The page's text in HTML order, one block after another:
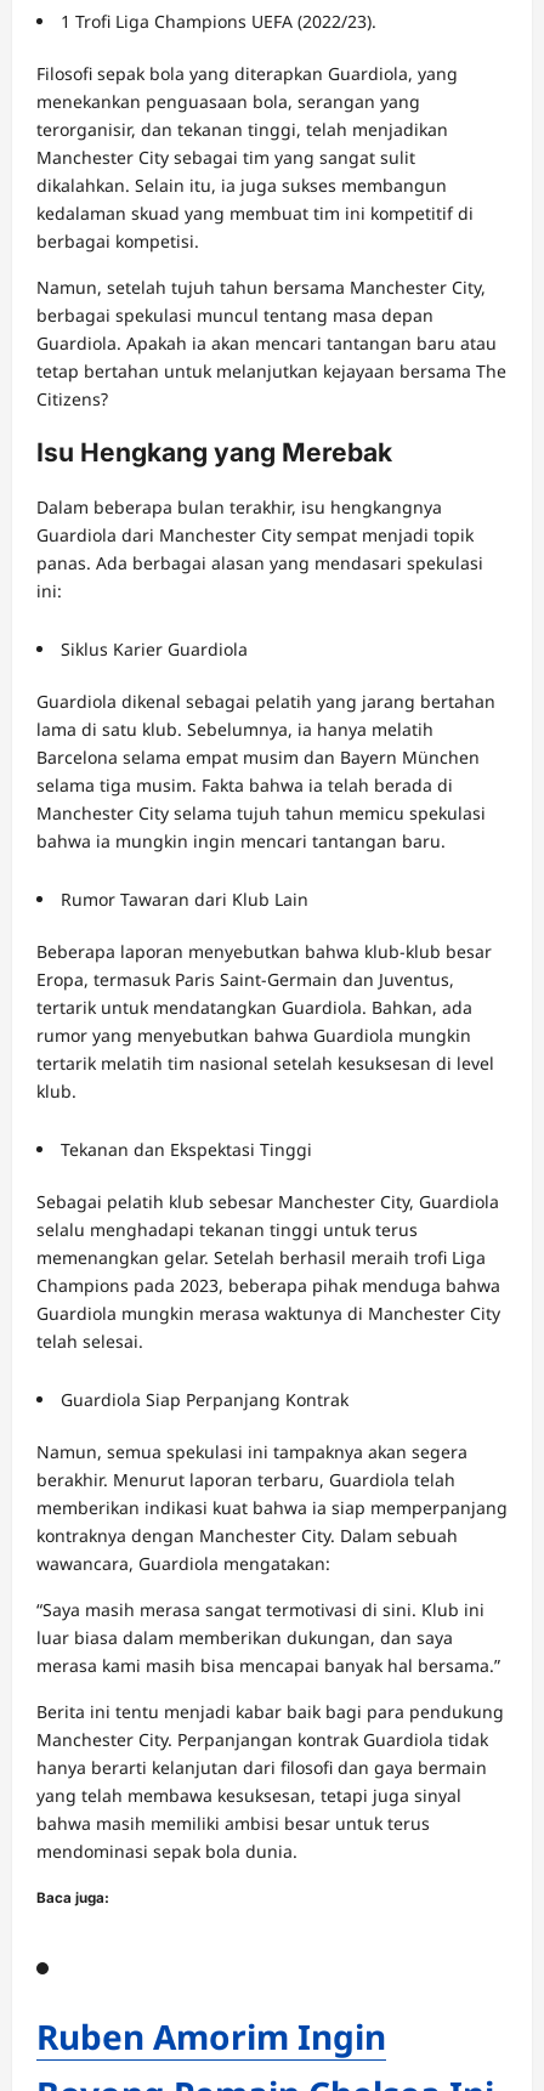
1 Trofi Liga Champions UEFA (2022/23).
Filosofi sepak bola yang diterapkan Guardiola, yang
menekankan penguasaan bola, serangan yang
terorganisir, dan tekanan tinggi, telah menjadikan
Manchester City sebagai tim yang sangat sulit
dikalahkan. Selain itu, ia juga sukses membangun
kedalaman skuad yang membuat tim ini kompetitif di
berbagai kompetisi.
Namun, setelah tujuh tahun bersama Manchester City,
berbagai spekulasi muncul tentang masa depan
Guardiola. Apakah ia akan mencari tantangan baru atau
tetap bertahan untuk melanjutkan kejayaan bersama The
Citizens?
Isu Hengkang yang Merebak
Dalam beberapa bulan terakhir, isu hengkangnya
Guardiola dari Manchester City sempat menjadi topik
panas. Ada berbagai alasan yang mendasari spekulasi
ini:
Siklus Karier Guardiola
Guardiola dikenal sebagai pelatih yang jarang bertahan
lama di satu klub. Sebelumnya, ia hanya melatih
Barcelona selama empat musim dan Bayern München
selama tiga musim. Fakta bahwa ia telah berada di
Manchester City selama tujuh tahun memicu spekulasi
bahwa ia mungkin ingin mencari tantangan baru.
Rumor Tawaran dari Klub Lain
Beberapa laporan menyebutkan bahwa klub-klub besar
Eropa, termasuk Paris Saint-Germain dan Juventus,
tertarik untuk mendatangkan Guardiola. Bahkan, ada
rumor yang menyebutkan bahwa Guardiola mungkin
tertarik melatih tim nasional setelah kesuksesan di level
klub.
Tekanan dan Ekspektasi Tinggi
Sebagai pelatih klub sebesar Manchester City, Guardiola
selalu menghadapi tekanan tinggi untuk terus
memenangkan gelar. Setelah berhasil meraih trofi Liga
Champions pada 2023, beberapa pihak menduga bahwa
Guardiola mungkin merasa waktunya di Manchester City
telah selesai.
Guardiola Siap Perpanjang Kontrak
Namun, semua spekulasi ini tampaknya akan segera
berakhir. Menurut laporan terbaru, Guardiola telah
memberikan indikasi kuat bahwa ia siap memperpanjang
kontraknya dengan Manchester City. Dalam sebuah
wawancara, Guardiola mengatakan:
“Saya masih merasa sangat termotivasi di sini. Klub ini
luar biasa dalam memberikan dukungan, dan saya
merasa kami masih bisa mencapai banyak hal bersama.”
Berita ini tentu menjadi kabar baik bagi para pendukung
Manchester City. Perpanjangan kontrak Guardiola tidak
hanya berarti kelanjutan dari filosofi dan gaya bermain
yang telah membawa kesuksesan, tetapi juga sinyal
bahwa masih memiliki ambisi besar untuk terus
mendominasi sepak bola dunia.
Baca juga:
Ruben Amorim Ingin